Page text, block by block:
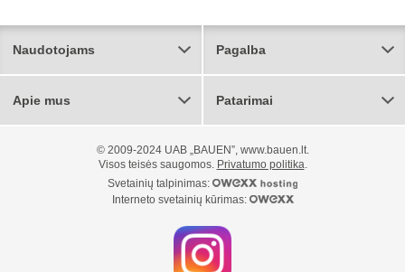
Naudotojams Pagalba
Apie mus Patarimai
© 2009-2024 UAB „BAUEN”, www.bauen.lt.
Visos teisės saugomos. Privatumo politika.
Svetainių talpinimas:
Interneto svetainių kūrimas: